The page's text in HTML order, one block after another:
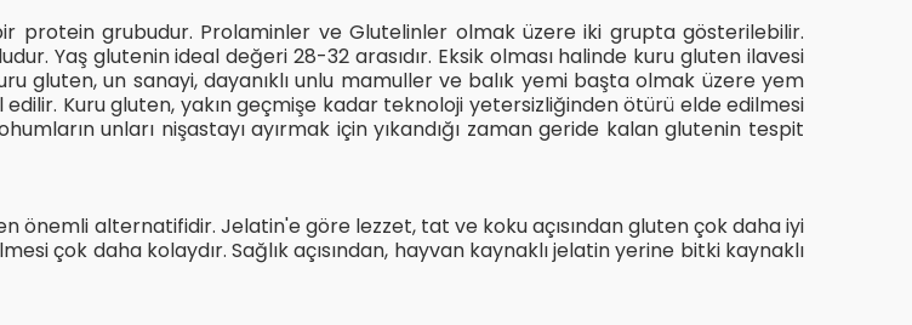
protein grubudur. Prolaminler ve Glutelinler olmak üzere iki grupta gösterilebilir.
Yaş glutenin ideal değeri 28-32 arasıdır. Eksik olması halinde kuru gluten ilavesi
gluten, un sanayi, dayanıklı unlu mamuller ve balık yemi başta olmak üzere yem
Kuru gluten, yakın geçmişe kadar teknoloji yetersizliğinden ötürü elde edilmesi
unları nişastayı ayırmak için yıkandığı zaman geride kalan glutenin tespit
önemli alternatifidir. Jelatin'e göre lezzet, tat ve koku açısından gluten çok daha iyi
çok daha kolaydır. Sağlık açısından, hayvan kaynaklı jelatin yerine bitki kaynaklı